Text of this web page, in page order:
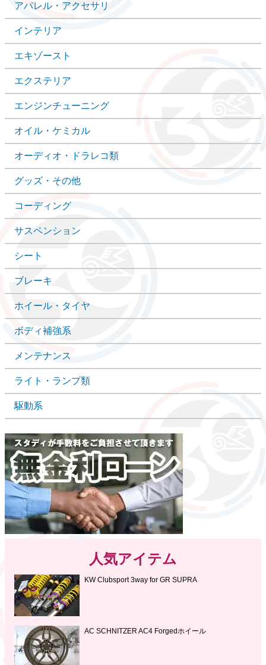
アパレル・アクセサリ
インテリア
エキゾースト
エクステリア
エンジンチューニング
オイル・ケミカル
オーディオ・ドラレコ類
グッズ・その他
コーディング
サスペンション
シート
ブレーキ
ホイール・タイヤ
ボディ補強系
メンテナンス
ライト・ランプ類
駆動系
人気アイテム
KW Clubsport 3way for GR SUPRA
AC SCHNITZER AC4 Forgedホイール